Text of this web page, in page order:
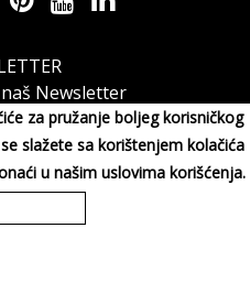
za pružanje boljeg korisničkog
slažete sa korištenjem kolačića
u našim uslovima korišćenja.
Newsletter
3003001